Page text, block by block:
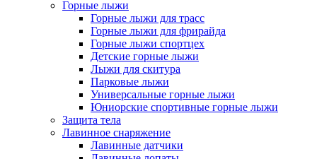
Горные лыжи
Горные лыжи для трасс
Горные лыжи для фрирайда
Горные лыжи спортцех
Детские горные лыжи
Лыжи для скитура
Парковые лыжи
Универсальные горные лыжи
Юниорские спортивные горные лыжи
Защита тела
Лавинное снаряжение
Лавинные датчики